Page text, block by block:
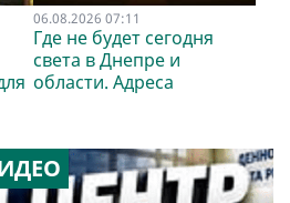
06.08.2026 07:11
Где не будет сегодня
света в Днепре и
области. Адреса